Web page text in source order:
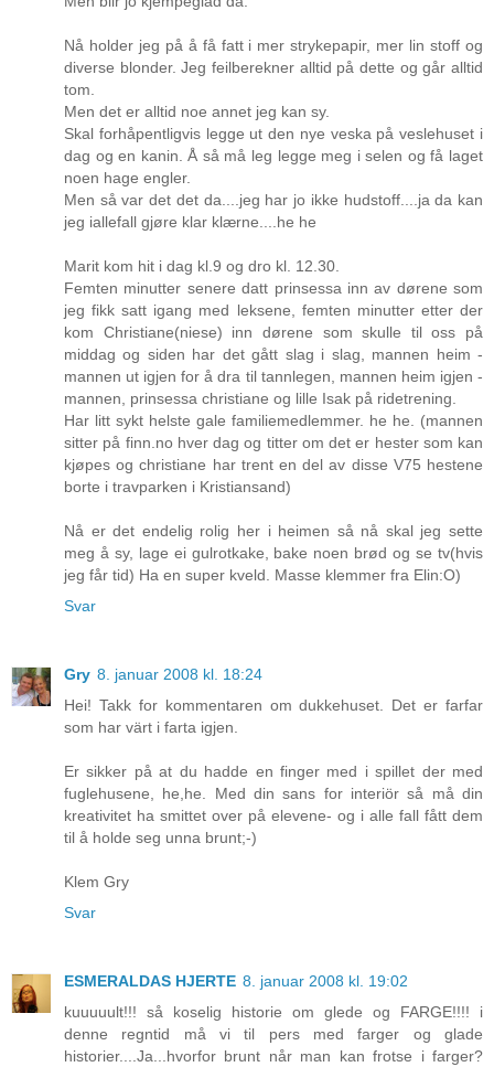
Nå holder jeg på å få fatt i mer strykepapir, mer lin stoff og
diverse blonder. Jeg feilberekner alltid på dette og går alltid
tom.
Men det er alltid noe annet jeg kan sy.
Skal forhåpentligvis legge ut den nye veska på veslehuset i
dag og en kanin. Å så må leg legge meg i selen og få laget
noen hage engler.
Men så var det det da....jeg har jo ikke hudstoff....ja da kan
jeg iallefall gjøre klar klærne....he he
Marit kom hit i dag kl.9 og dro kl. 12.30.
Femten minutter senere datt prinsessa inn av dørene som
jeg fikk satt igang med leksene, femten minutter etter der
kom Christiane(niese) inn dørene som skulle til oss på
middag og siden har det gått slag i slag, mannen heim -
mannen ut igjen for å dra til tannlegen, mannen heim igjen -
mannen, prinsessa christiane og lille Isak på ridetrening.
Har litt sykt helste gale familiemedlemmer. he he. (mannen
sitter på finn.no hver dag og titter om det er hester som kan
kjøpes og christiane har trent en del av disse V75 hestene
borte i travparken i Kristiansand)
Nå er det endelig rolig her i heimen så nå skal jeg sette
meg å sy, lage ei gulrotkake, bake noen brød og se tv(hvis
jeg får tid) Ha en super kveld. Masse klemmer fra Elin:O)
Svar
Gry 8. januar 2008 kl. 18:24
Hei! Takk for kommentaren om dukkehuset. Det er farfar
som har värt i farta igjen.
Er sikker på at du hadde en finger med i spillet der med
fuglehusene, he,he. Med din sans for interiör så må din
kreativitet ha smittet over på elevene- og i alle fall fått dem
til å holde seg unna brunt;-)
Klem Gry
Svar
ESMERALDAS HJERTE 8. januar 2008 kl. 19:02
kuuuuult!!! så koselig historie om glede og FARGE!!!! i
denne regntid må vi til pers med farger og glade
historier....Ja...hvorfor brunt når man kan frotse i farger?